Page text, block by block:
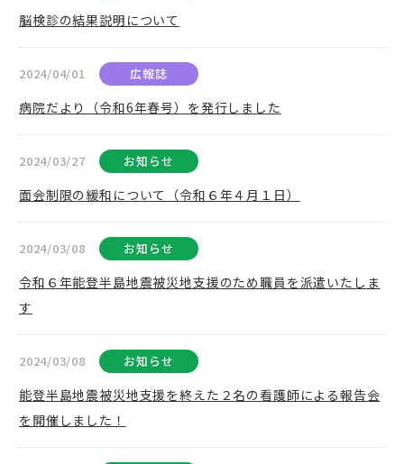
脳検診の結果説明について
2024/04/01 広報誌
病院だより（令和6年春号）を発行しました
2024/03/27 お知らせ
面会制限の緩和について（令和６年４月１日）
2024/03/08 お知らせ
令和６年能登半島地震被災地支援のため職員を派遣いたしま
す
2024/03/08 お知らせ
能登半島地震被災地支援を終えた２名の看護師による報告会
を開催しました！